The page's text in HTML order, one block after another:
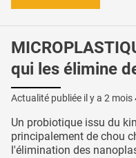
qui les élimine
Actualité publiée il y a 2 mois
Un probiotique issu du
principalement de chou
l'élimination des